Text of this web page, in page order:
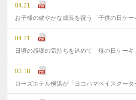
04.21
お子様の健やかな成長を祝う「子供の日ケー
04.21
日頃の感謝の気持ちを込めて「母の日ケーキ
03.18
ローズホテル横浜が「ヨコハマベイスクー